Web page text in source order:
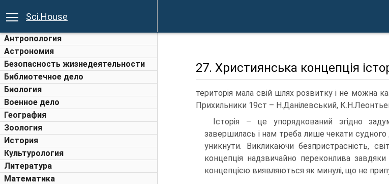
Sci.House
Антропология
Астрономия
Безопасность жизнедеятельности
Библиотечное дело
Биология
Военное дело
География
Зоология
История
Культурология
Литература
Математика
27. Християнська концепція
територія мала свій шлях розвитку і не можна
Прихильники 19ст – Н.Данілевський,
Історія – це упорядкований згідно
завершилась і нам треба лише чекати судного
уникнути. Викликаючи безпристрасність,
концепція надзвичайно переконлива
концепцією виявляються як минулі, що не